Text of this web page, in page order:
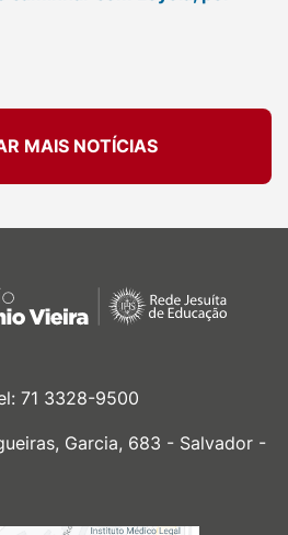
MAIS NOTÍCIAS
71 3328-9500
Garcia, 683 - Salvador -